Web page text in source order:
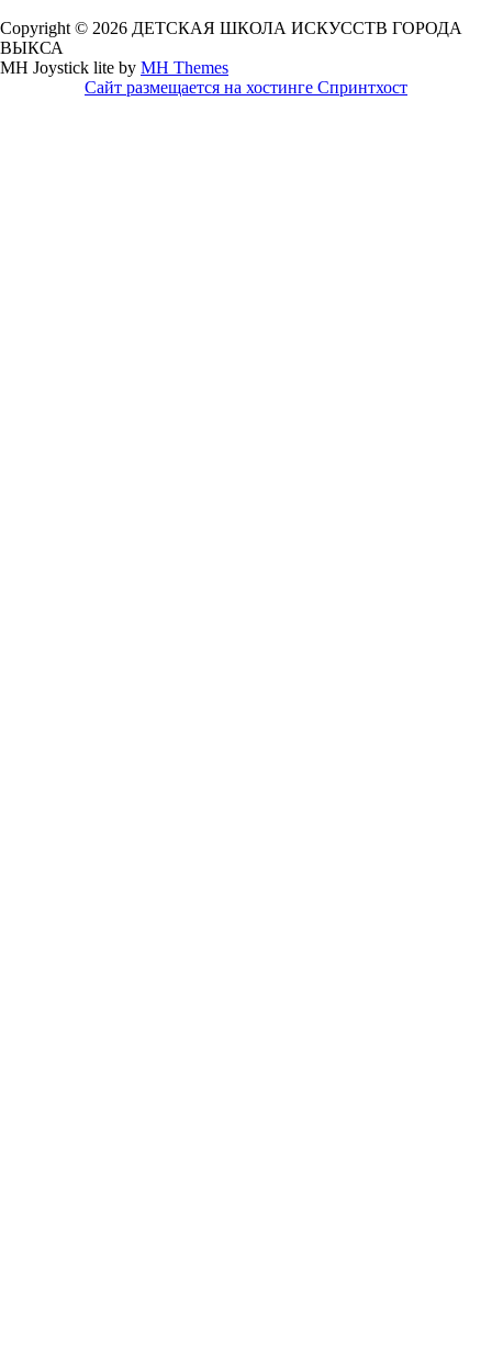
Copyright © 2026 ДЕТСКАЯ ШКОЛА ИСКУССТВ ГОРОДА
ВЫКСА
MH Joystick lite by MH Themes
Сайт размещается на хостинге Спринтхост